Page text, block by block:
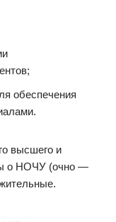
обеспечения
высшего и
о НОЧУ (очно —